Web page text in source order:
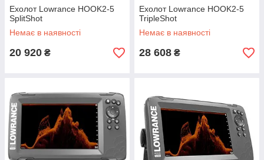
Ехолот Lowrance HOOK2-5
SplitShot
Немає в наявності
20 920 ₴
Ехолот Lowrance HOOK2-5
TripleShot
Немає в наявності
28 608 ₴